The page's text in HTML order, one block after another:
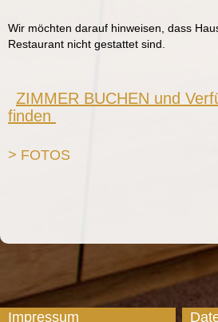
Wir möchten darauf hinweisen, dass
Restaurant nicht gestattet sind.
ZIMMER BUCHEN und
finden
> FOTOS
Impressum